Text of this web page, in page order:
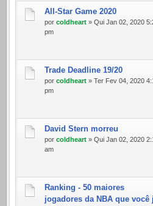
All-Star Game 2020
por coldheart » Qui Jan 02, 2020
pm
Trade Deadline 19/20
por coldheart » Ter Fev 04, 2020
pm
David Stern morreu
por coldheart » Qui Jan 02, 2020
am
Ranking - 50 maiores
jogadores da NBA que você